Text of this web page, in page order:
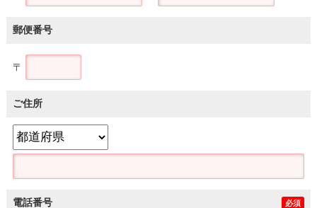
郵便番号
〒
ご住所
電話番号 必須